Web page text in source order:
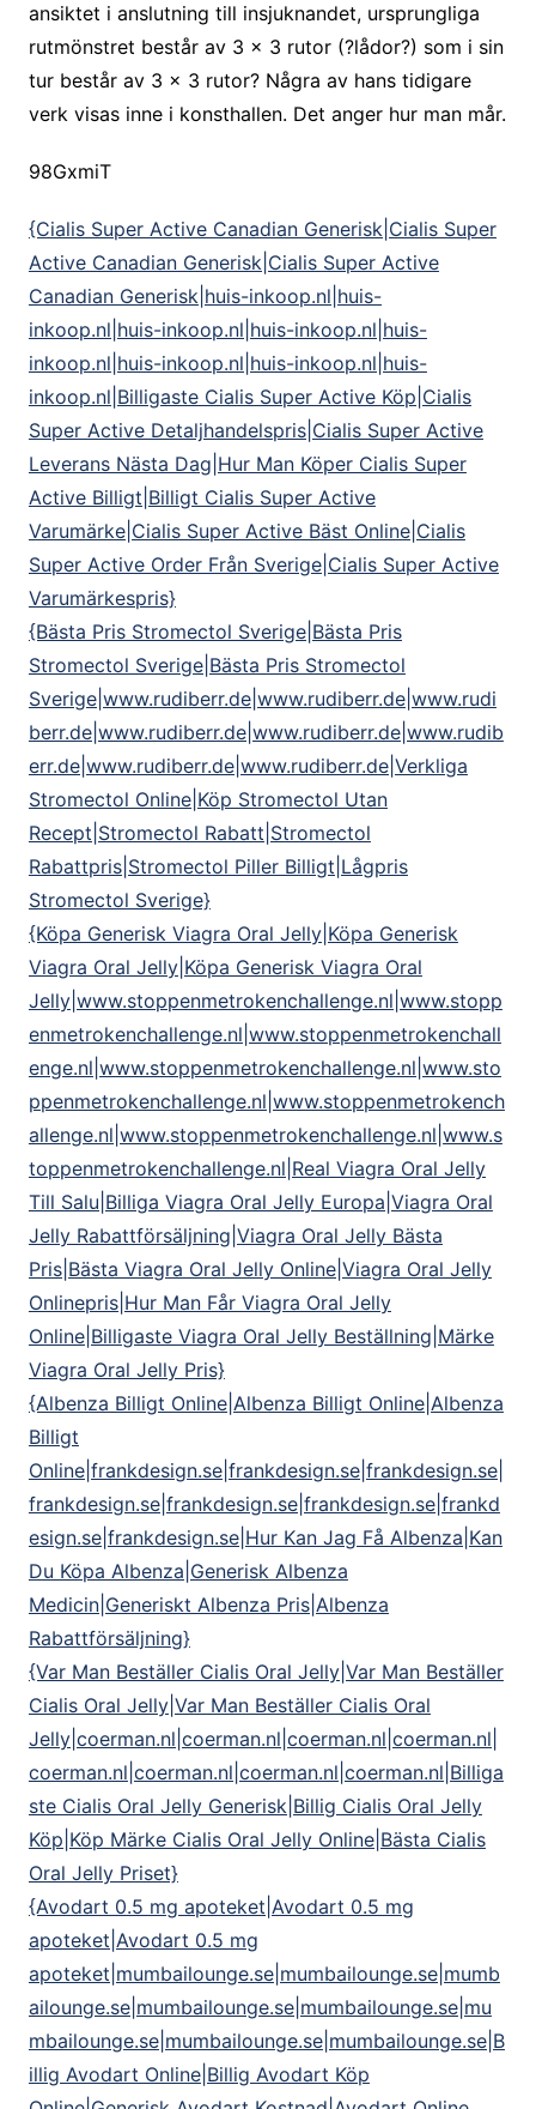
ansiktet i anslutning till insjuknandet, ursprungliga
rutmönstret består av 3 × 3 rutor (?lådor?) som i sin
tur består av 3 × 3 rutor? Några av hans tidigare
verk visas inne i konsthallen. Det anger hur man mår.
98GxmiT
{Cialis Super Active Canadian Generisk|Cialis Super
Active Canadian Generisk|Cialis Super Active
Canadian Generisk|huis-inkoop.nl|huis-
inkoop.nl|huis-inkoop.nl|huis-inkoop.nl|huis-
inkoop.nl|huis-inkoop.nl|huis-inkoop.nl|huis-
inkoop.nl|Billigaste Cialis Super Active Köp|Cialis
Super Active Detaljhandelspris|Cialis Super Active
Leverans Nästa Dag|Hur Man Köper Cialis Super
Active Billigt|Billigt Cialis Super Active
Varumärke|Cialis Super Active Bäst Online|Cialis
Super Active Order Från Sverige|Cialis Super Active
Varumärkespris}
{Bästa Pris Stromectol Sverige|Bästa Pris
Stromectol Sverige|Bästa Pris Stromectol
Sverige|www.rudiberr.de|www.rudiberr.de|www.rudi
berr.de|www.rudiberr.de|www.rudiberr.de|www.rudib
err.de|www.rudiberr.de|www.rudiberr.de|Verkliga
Stromectol Online|Köp Stromectol Utan
Recept|Stromectol Rabatt|Stromectol
Rabattpris|Stromectol Piller Billigt|Lågpris
Stromectol Sverige}
{Köpa Generisk Viagra Oral Jelly|Köpa Generisk
Viagra Oral Jelly|Köpa Generisk Viagra Oral
Jelly|www.stoppenmetrokenchallenge.nl|www.stopp
enmetrokenchallenge.nl|www.stoppenmetrokenchall
enge.nl|www.stoppenmetrokenchallenge.nl|www.sto
ppenmetrokenchallenge.nl|www.stoppenmetrokench
allenge.nl|www.stoppenmetrokenchallenge.nl|www.s
toppenmetrokenchallenge.nl|Real Viagra Oral Jelly
Till Salu|Billiga Viagra Oral Jelly Europa|Viagra Oral
Jelly Rabattförsäljning|Viagra Oral Jelly Bästa
Pris|Bästa Viagra Oral Jelly Online|Viagra Oral Jelly
Onlinepris|Hur Man Får Viagra Oral Jelly
Online|Billigaste Viagra Oral Jelly Beställning|Märke
Viagra Oral Jelly Pris}
{Albenza Billigt Online|Albenza Billigt Online|Albenza
Billigt
Online|frankdesign.se|frankdesign.se|frankdesign.se|
frankdesign.se|frankdesign.se|frankdesign.se|frankd
esign.se|frankdesign.se|Hur Kan Jag Få Albenza|Kan
Du Köpa Albenza|Generisk Albenza
Medicin|Generiskt Albenza Pris|Albenza
Rabattförsäljning}
{Var Man Beställer Cialis Oral Jelly|Var Man Beställer
Cialis Oral Jelly|Var Man Beställer Cialis Oral
Jelly|coerman.nl|coerman.nl|coerman.nl|coerman.nl|
coerman.nl|coerman.nl|coerman.nl|coerman.nl|Billiga
ste Cialis Oral Jelly Generisk|Billig Cialis Oral Jelly
Köp|Köp Märke Cialis Oral Jelly Online|Bästa Cialis
Oral Jelly Priset}
{Avodart 0.5 mg apoteket|Avodart 0.5 mg
apoteket|Avodart 0.5 mg
apoteket|mumbailounge.se|mumbailounge.se|mumb
ailounge.se|mumbailounge.se|mumbailounge.se|mu
mbailounge.se|mumbailounge.se|mumbailounge.se|B
illig Avodart Online|Billig Avodart Köp